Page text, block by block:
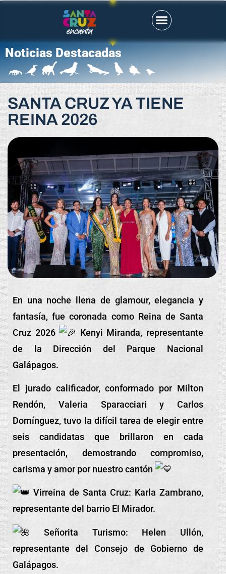
Noticias Destacadas
SANTA CRUZ YA TIENE
REINA 2026
En una noche llena de glamour, elegancia y
fantasía, fue coronada como Reina de Santa
Cruz 2026
Kenyi Miranda, representante
de la Dirección del Parque Nacional
Galápagos.
El jurado calificador, conformado por Milton
Rendón, Valeria Sparacciari y Carlos
Domínguez, tuvo la difícil tarea de elegir entre
seis candidatas que brillaron en cada
presentación, demostrando compromiso,
carisma y amor por nuestro cantón
Virreina de Santa Cruz: Karla Zambrano,
representante del barrio El Mirador.
Señorita Turismo: Helen Ullón,
representante del Consejo de Gobierno de
Galápagos.